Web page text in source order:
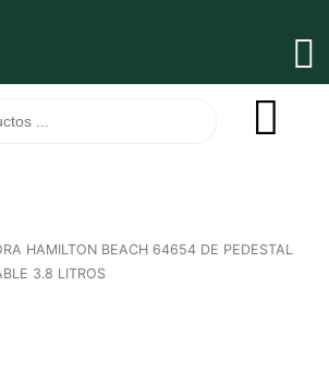
HAMILTON BEACH 64654 DE PEDESTAL
3.8 LITROS